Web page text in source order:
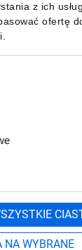
z ich
ofertę
NA WYBRANE
lub
71 37 61
kontaktowy